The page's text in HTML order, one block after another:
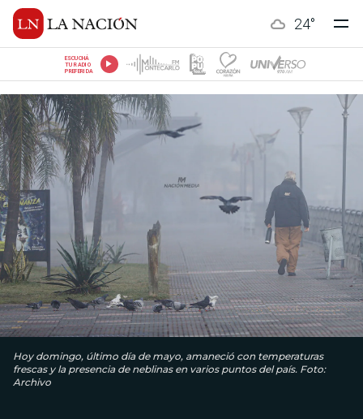
24°
ESCUCHÁ
TU RADIO
PREFERIDA
Hoy domingo, último día de mayo, amaneció con temperaturas
frescas y la presencia de neblinas en varios puntos del país. Foto:
Archivo